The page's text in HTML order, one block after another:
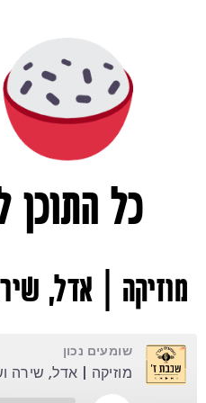
כל
מוזיקה | אדל,
שומעים נכון
מוזיקה | אדל, שירה